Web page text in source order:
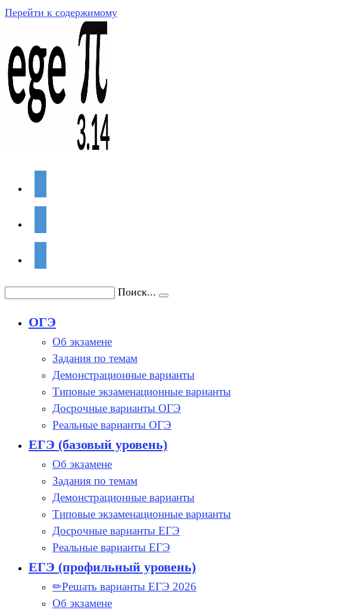
Перейти к содержимому
Поиск...
ОГЭ
Об экзамене
Задания по темам
Демонстрационные варианты
Типовые экзаменационные варианты
Досрочные варианты ОГЭ
Реальные варианты ОГЭ
ЕГЭ (базовый уровень)
Об экзамене
Задания по темам
Демонстрационные варианты
Типовые экзаменационные варианты
Досрочные варианты ЕГЭ
Реальные варианты ЕГЭ
ЕГЭ (профильный уровень)
✏Решать варианты ЕГЭ 2026
Об экзамене